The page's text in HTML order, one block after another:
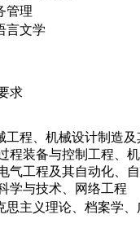
管理
言文学
求
工程、机械设计制造及
程装备与控制工程、
气工程及其自动化、
学与技术、网络工程
思主义理论、档案学